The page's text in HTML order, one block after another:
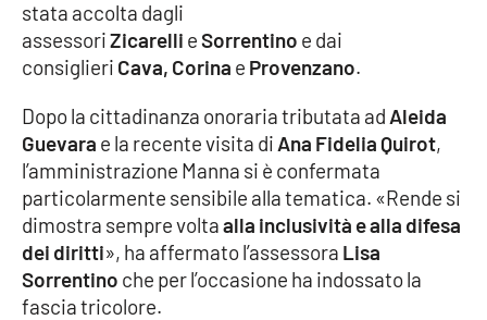
Sanità
Sport
RUBRICHE
Good Morning Vietnam
stata accolta dagli
assessoriZicarelli eSorrentino e dai
consiglieri Cava, Corina e Provenzano.
Dopo la cittadinanza onoraria tributata ad Aleida
Guevara e la recente visita di Ana Fidelia Quirot,
l’amministrazione Manna si è confermata
particolarmente sensibile alla tematica. «Rende si
dimostra sempre voltaalla inclusività e alla difesa
dei diritti», ha affermato l’assessora Lisa
Sorrentino che per l’occasione ha indossato la
fascia tricolore.